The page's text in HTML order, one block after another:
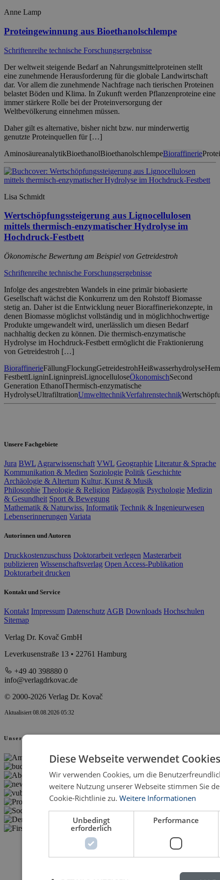
Anne Lamp
Proteingewinnung aus Bioethanolschlempe
Schriftenreihe technische Forschungsergebnisse
Der weltweit steigende Bedarf an Nahrungsmittelproteinen stellt
eine zunehmende Herausforderung für die globale Landwirtschaft
dar. Vor allem die zunehmende Nachfrage nach tierischen Proteinen
belastet Böden und Klima. In Zukunft werden Pflanzenproteine eine
immer stärkere Rolle bei der Proteinversorgung der
Weltbevölkerung einnehmen müssen.
Daher gilt es alternative, bisher nicht bzw. nur minderwertig
genutzte Proteinquellen für […]
AminosäureanalytikBioethanolBioethanolschlempeBioraffinerie
Lisa Schmidt
Wertschöpfungssteigerung aus Lignocellulosen
mittels thermisch-enzymatischer Hydrolyse im
Hochdruck-Festbett
Ökonomische Bewertung am Beispiel von Getreidestroh
Schriftenreihe technische Forschungsergebnisse
Infolge des angestrebten Wandels in eine primär biobasierte
Gesellschaft wächst die Konkurrenz um den Rohstoff Biomasse
stetig an. Daher ist die Entwicklung neuer Bioraffineriekonzepte, in
denen Biomasse möglichst vollständig und in möglichhochwertige
Produkte umgewandelt wird, unerlässlich um diesen Bedarf
nachhaltig decken zu können. Die thermisch-enzymatische
Hydrolyse im Hochdruck-Festbett ermöglicht die Fraktionierung
von Getreidestroh […]
BioraffinerieFällungFlockungGetreidestrohHeißwasserhydrolyse
FestbettLigninLigninpreisLignocelluloseÖkonomischSecond
Generation EthanolThermisch-enzymatische
HydrolyseUltrafiltrationUmwelttechnikVerfahrenstechnik
Unsere Fachgebiete
Jura BWL Agrarwissenschaft VWL Geographie Literatur & Sprache
Kommunikation & Medien Soziologie Politik Geschichte
Archäologie & Altertum Kultur, Kunst & Musik
Philosophie Theologie & Religion Pädagogik Psychologie Medizin
& Gesundheit Sport & Bewegung
Mathematik & Naturwiss. Informatik Technik & Ingenieurwesen
Lebenserinnerungen Variata
Autorinnen und Autoren
Druckkostenzuschuss Doktorarbeit verlegen Masterarbeit
publizieren Wissenschaftsverlag Open Access-Publikation
Doktorarbeit drucken
Kontakt und Service
Kontakt Impressum Datenschutz AGB Downloads Hochschulen
Sitemap
Verlag Dr. Kovač GmbH
Leverkusenstraße 13 • 22761 Hamburg
+49 40 398880 0
info@verlagdrkovac.de
© 2000-2026 Verlag Dr. Kovač
Aktualisiert 08.08.2026 05:32
Unsere Partner
Diese Webseite verwendet
Wir verwenden Cookies, um die
weitere Nutzung unserer Webseite stimmen Sie
Cookie-Richtlinie zu. Weitere Informationen
Unbedingt
erforderlich
Performance